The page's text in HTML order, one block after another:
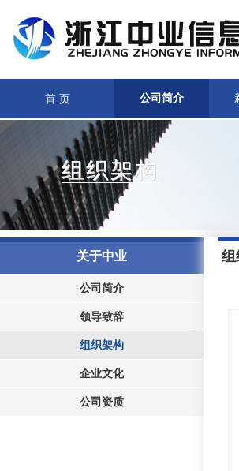
首 页 公司简介
组织架构
关于中业
公司简介
领导致辞
组织架构
企业文化
公司资质
组